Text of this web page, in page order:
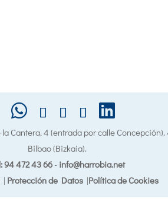
la Cantera, 4 (entrada por calle
Bilbao (Bizkaia).
94 472 43 66- info@harrobia.net
| Protección de Datos|Política de Cookies